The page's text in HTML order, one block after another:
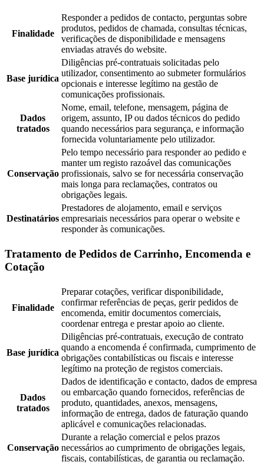
Finalidade
Responder a pedidos de contacto, perguntas sobre
produtos, pedidos de chamada, consultas técnicas,
verificações de disponibilidade e mensagens
enviadas através do website.
Base jurídica
Diligências pré-contratuais solicitadas pelo
utilizador, consentimento ao submeter formulários
opcionais e interesse legítimo na gestão de
comunicações profissionais.
Dados
tratados
Nome, email, telefone, mensagem, página de
origem, assunto, IP ou dados técnicos do pedido
quando necessários para segurança, e informação
fornecida voluntariamente pelo utilizador.
Conservação
Pelo tempo necessário para responder ao pedido e
manter um registo razoável das comunicações
profissionais, salvo se for necessária conservação
mais longa para reclamações, contratos ou
obrigações legais.
Destinatários
Prestadores de alojamento, email e serviços
empresariais necessários para operar o website e
responder às comunicações.
Tratamento de Pedidos de Carrinho, Encomenda e
Cotação
Finalidade
Preparar cotações, verificar disponibilidade,
confirmar referências de peças, gerir pedidos de
encomenda, emitir documentos comerciais,
coordenar entrega e prestar apoio ao cliente.
Base jurídica
Diligências pré-contratuais, execução de contrato
quando a encomenda é confirmada, cumprimento de
obrigações contabilísticas ou fiscais e interesse
legítimo na proteção de registos comerciais.
Dados
tratados
Dados de identificação e contacto, dados de empresa
ou embarcação quando fornecidos, referências de
produto, quantidades, anexos, mensagens,
informação de entrega, dados de faturação quando
aplicável e comunicações relacionadas.
Conservação
Durante a relação comercial e pelos prazos
necessários ao cumprimento de obrigações legais,
fiscais, contabilísticas, de garantia ou reclamação.